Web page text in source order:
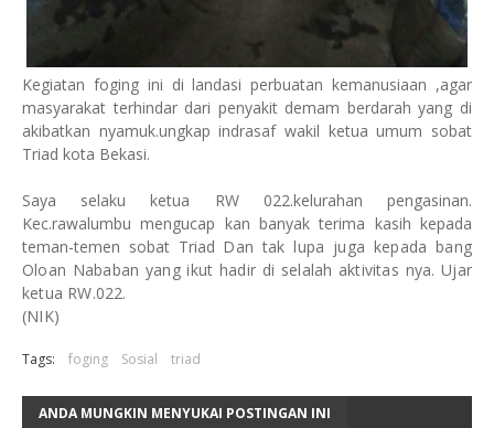
Kegiatan foging ini di landasi perbuatan kemanusiaan ,agar
masyarakat terhindar dari penyakit demam berdarah yang di
akibatkan nyamuk.ungkap indrasaf wakil ketua umum sobat
Triad kota Bekasi.
Saya selaku ketua RW 022.kelurahan pengasinan.
Kec.rawalumbu mengucap kan banyak terima kasih kepada
teman-temen sobat Triad Dan tak lupa juga kepada bang
Oloan Nababan yang ikut hadir di selalah aktivitas nya. Ujar
ketua RW.022.
(NIK)
Tags: foging Sosial triad
ANDA MUNGKIN MENYUKAI POSTINGAN INI